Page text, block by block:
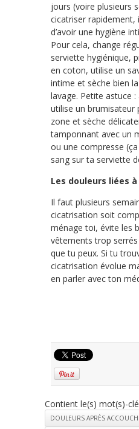
jours (voire plusieurs
cicatriser
d’avoir une hygiène
Pour cela, change
serviette hygiénique,
en coton, utilise un
intime et sèche bien
lavage. Petite astuce
utilise un brumisateur
zone et sèche
tamponnant avec un
ou une compresse
sang sur ta serviette
Les douleurs liées
Il faut plusieurs
cicatrisation soit
ménage toi, évite les
vêtements trop
que tu peux. Si tu
cicatrisation évolue
en parler avec ton
Contient le(s) mot(s)-
DOULEURS APRÈS